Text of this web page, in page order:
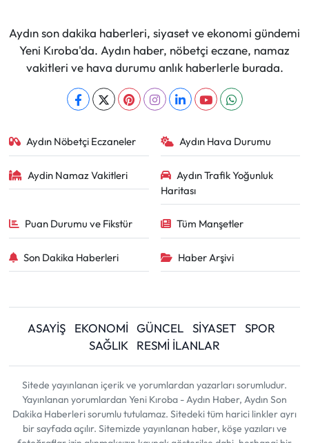
Aydın son dakika haberleri, siyaset ve ekonomi gündemi
Yeni Kıroba'da. Aydın haber, nöbetçi eczane, namaz
vakitleri ve hava durumu anlık haberlerle burada.
Aydın Nöbetçi Eczaneler Aydın Hava Durumu
Aydin Namaz Vakitleri
Aydın Trafik Yoğunluk
Haritası
Puan Durumu ve Fikstür Tüm Manşetler
Son Dakika Haberleri Haber Arşivi
ASAYİŞ EKONOMİ GÜNCEL SİYASET
SPOR
SAĞLIK
RESMİ İLANLAR
Sitede yayınlanan içerik ve yorumlardan yazarları sorumludur.
Yayınlanan yorumlardan Yeni Kıroba - Aydın Haber, Aydın Son
Dakika Haberleri sorumlu tutulamaz. Sitedeki tüm harici linkler ayrı
bir sayfada açılır. Sitemizde yayınlanan haber, köşe yazıları ve